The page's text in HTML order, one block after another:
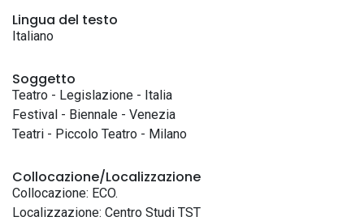
Lingua del testo
Italiano
Soggetto
Teatro - Legislazione - Italia
Festival - Biennale - Venezia
Teatri - Piccolo Teatro - Milano
Collocazione/Localizzazione
Collocazione: ECO.
Localizzazione: Centro Studi TST